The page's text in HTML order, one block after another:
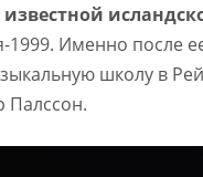
1999. Именно после
школу в
Палссон.